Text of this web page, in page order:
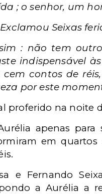
; o senhor, um
Seixas
: não tem
indispensável
cem contos de
por este
proferido na noite
apenas
em
e Fernando
a Aurélia a